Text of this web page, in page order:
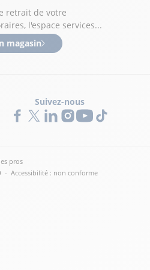
retrait de votre
l'espace services...
magasin
Suivez-nous
pros
- Accessibilité : non conforme